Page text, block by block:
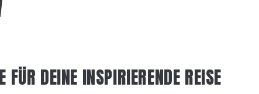
DEINE INSPIRIERENDE REISE